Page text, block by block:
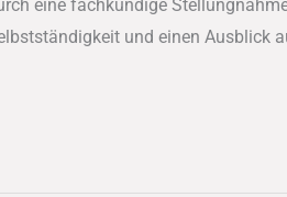
eine fachkundige
und einen Ausblick